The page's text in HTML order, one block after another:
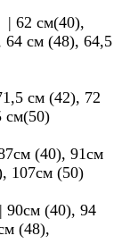
| 62 см(40),
64 см (48), 64,5
см (42), 72
см(50)
(40), 91см
107см (50)
90см (40), 94
(48),